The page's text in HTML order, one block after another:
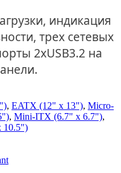
индикация
трех сетевых
2xUSB3.2 на
, EATX (12" x 13"), Micro-
, Mini-ITX (6.7" x 6.7"),
10.5")